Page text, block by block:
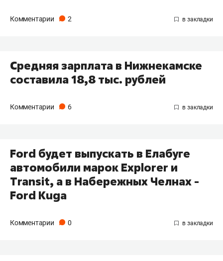
Комментарии 2
Средняя зарплата в Нижнекамске
составила 18,8 тыс. рублей
Комментарии 6
Ford будет выпускать в Елабуге
автомобили марок Explorer и
Transit, а в Набережных Челнах -
Ford Kuga
Комментарии 0